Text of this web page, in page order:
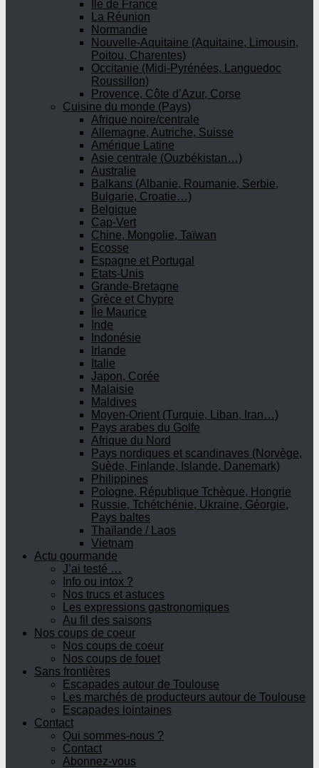
Ile de France
La Réunion
Normandie
Nouvelle-Aquitaine (Aquitaine, Limousin,
Poitou, Charentes)
Occitanie (Midi-Pyrénées, Languedoc
Roussillon)
Provence, Côte d’Azur, Corse
Cuisine du monde (Pays)
Afrique noire/centrale
Allemagne, Autriche, Suisse
Amérique Latine
Asie centrale (Ouzbékistan…)
Australie
Balkans (Albanie, Roumanie, Serbie,
Bulgarie, Croatie…)
Belgique
Cap-Vert
Chine, Mongolie, Taïwan
Ecosse
Espagne et Portugal
Etats-Unis
Grande-Bretagne
Grèce et Chypre
Île Maurice
Inde
Indonésie
Irlande
Italie
Japon, Corée
Malaisie
Maldives
Moyen-Orient (Turquie, Liban, Iran…)
Pays arabes du Golfe
Afrique du Nord
Pays nordiques et scandinaves (Norvège,
Suède, Finlande, Islande, Danemark)
Philippines
Pologne, République Tchèque, Hongrie
Russie, Tchétchénie, Ukraine, Géorgie,
Pays baltes
Thaïlande / Laos
Vietnam
Actu gourmande
J’ai testé …
Info ou intox ?
Nos trucs et astuces
Les expressions gastronomiques
Au fil des saisons
Nos coups de coeur
Nos coups de coeur
Nos coups de fouet
Sans frontières
Escapades autour de Toulouse
Les marchés de producteurs autour de Toulouse
Escapades lointaines
Contact
Qui sommes-nous ?
Contact
Abonnez-vous